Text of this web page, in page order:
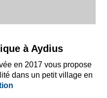
à Aydius
en 2017 vous propose
dans un petit village en